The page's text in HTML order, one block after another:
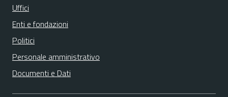
Uffici
Enti e fondazioni
Politici
Personale amministrativo
Documenti e Dati